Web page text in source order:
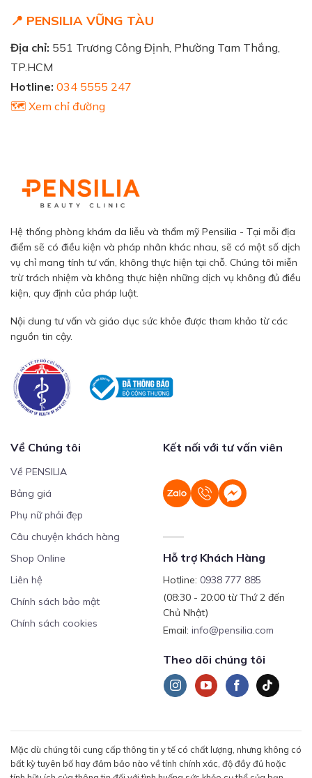
📍 PENSILIA VŨNG TÀU
Địa chỉ: 551 Trương Công Định, Phường Tam Thắng,
TP.HCM
Hotline: 034 5555 247
🗺️ Xem chỉ đường
Hệ thống phòng khám da liễu và thẩm mỹ Pensilia - Tại mỗi địa
điểm sẽ có điều kiện và pháp nhân khác nhau, sẽ có một số dịch
vụ chỉ mang tính tư vấn, không thực hiện tại chỗ. Chúng tôi miễn
trừ trách nhiệm và không thực hiện những dịch vụ không đủ điều
kiện, quy định của pháp luật.
Nội dung tư vấn và giáo dục sức khỏe được tham khảo từ các
nguồn tin cậy.
Về Chúng tôi
Về PENSILIA
Bảng giá
Phụ nữ phải đẹp
Câu chuyện khách hàng
Shop Online
Liên hệ
Chính sách bảo mật
Chính sách cookies
Kết nối với tư vấn viên
Hỗ trợ Khách Hàng
Hotline: 0938 777 885
(08:30 - 20:00 từ Thứ 2 đến
Chủ Nhật)
Email: info@pensilia.com
Theo dõi chúng tôi
Mặc dù chúng tôi cung cấp thông tin y tế có chất lượng, nhưng không có
bất kỳ tuyên bố hay đảm bảo nào về tính chính xác, độ đầy đủ hoặc